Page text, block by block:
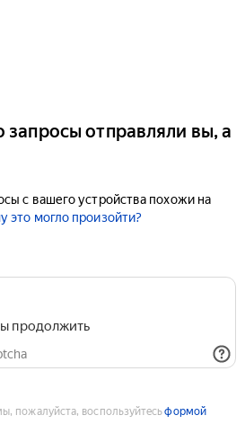
запросы отправляли вы, а
с вашего устройства похожи на
это могло произойти?
продолжить
пожалуйста, воспользуйтесьформой